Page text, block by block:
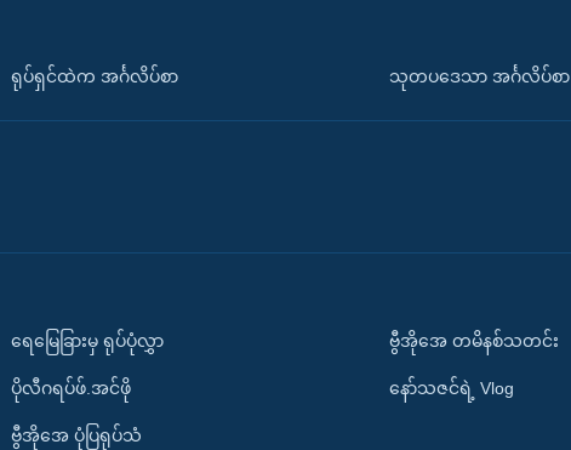
ရုပ်ရှင်ထဲက အင်္ဂလိပ်စာ သုတပဒေသာ အင်္ဂလိပ်စာ
ရေမြေခြားမှ ရုပ်ပုံလွှာ
ပိုလီဂရပ်ဖ်.အင်ဖို
ဗွီအိုအေ ပုံပြရုပ်သံ
ဗွီအိုအေ တမိနစ်သတင်း
နော်သဇင်ရဲ့ Vlog